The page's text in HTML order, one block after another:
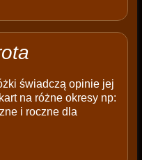
świadczą opinie jej
na różne okresy np:
i roczne dla